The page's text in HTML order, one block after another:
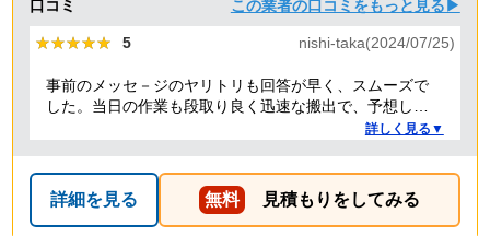
口コミ この業者の口コミをもっと見る▶
★★★★★
★★★★★ 5 nishi-taka(2024/07/25)
事前のメッセ－ジのヤリトリも回答が早く、スムーズで
した。当日の作業も段取り良く迅速な搬出で、予想して
いた時間よりも短時間で完了。 事前打ち合わせ・当日作
詳しく見る▼
詳細を見る 無料 見積もりをしてみる